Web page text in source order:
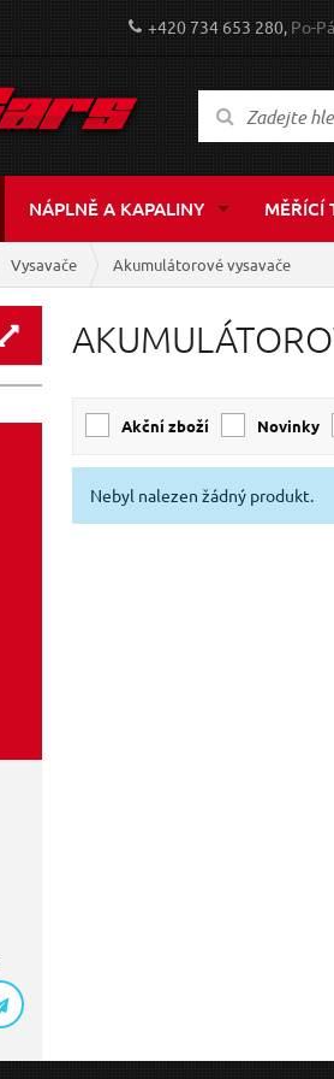
+420 734 653 280,Po-
NÁPLNĚ A KAPALINY MĚŘÍCÍ
Vysavače Akumulátorové vysavače
Akční zboží Novinky
Nebyl nalezen žádný produkt.